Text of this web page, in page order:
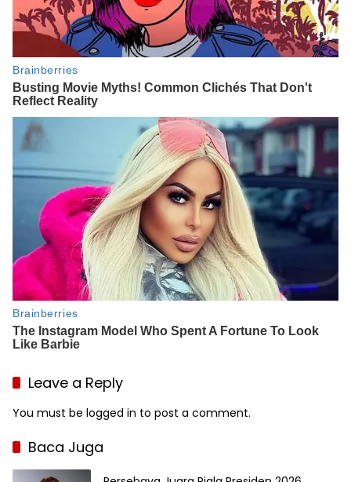
Leave a Reply
You must be logged in to post a comment.
Baca Juga